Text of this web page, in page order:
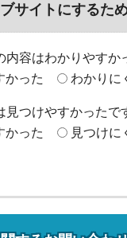
サイトにするた
内容はわかりやすか
かった
わかりに
見つけやすかったで
かった
見つけに